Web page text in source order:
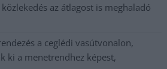
az átlagost is meghaladó
a ceglédi vasútvonalon,
ki a menetrendhez képest,